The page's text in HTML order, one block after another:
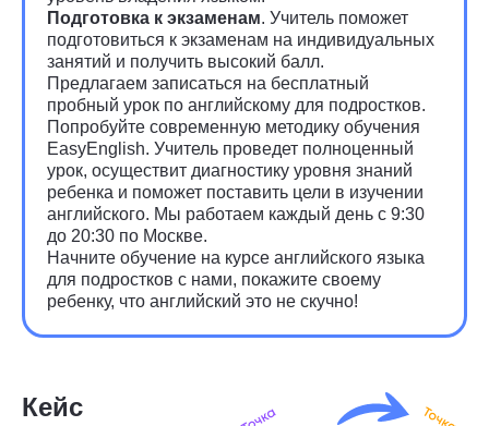
Подготовка к экзаменам. Учитель поможет
подготовиться к экзаменам на индивидуальных
занятий и получить высокий балл.
Предлагаем записаться на бесплатный
пробный урок по английскому для подростков.
Попробуйте современную методику обучения
EasyEnglish. Учитель проведет полноценный
урок, осуществит диагностику уровня знаний
ребенка и поможет поставить цели в изучении
английского. Мы работаем каждый день с 9:30
до 20:30 по Москве.
Начните обучение на курсе английского языка
для подростков с нами, покажите своему
ребенку, что английский это не скучно!
Кейс